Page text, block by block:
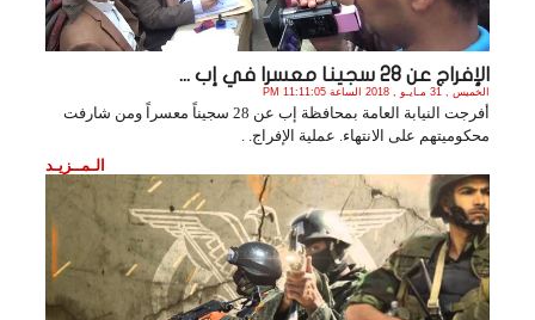
الإفراج عن 28 سجينا معسرا في إب ...
الخميس , 31 مـايـو , 2018 الساعة 11:11:05 PM
أفرجت النيابة العامة بمحافظة إب عن 28 سجيناً معسراً ومن شارفت
محكوميتهم على الانتهاء. عملية الإفراج. .
الـمــزيـد